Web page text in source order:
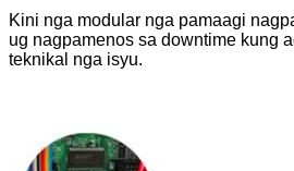
Kini nga modular nga pamaagi
ug nagpamenos sa downtime kung
teknikal nga isyu.